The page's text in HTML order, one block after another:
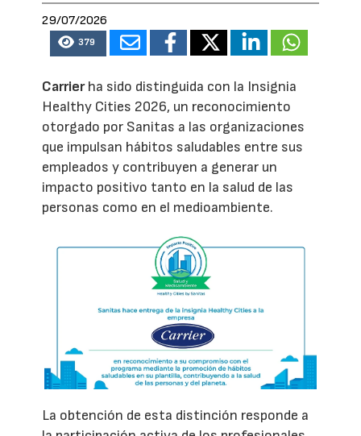
29/07/2026
379
Carrierha sido distinguida con la Insignia
Healthy Cities 2026, un reconocimiento
otorgado por Sanitas a las organizaciones
que impulsan hábitos saludables entre sus
empleados y contribuyen a generar un
impacto positivo tanto en la salud de las
personas como en el medioambiente.
La obtención de esta distinción responde a